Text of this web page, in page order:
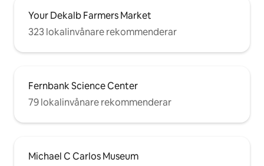
Your Dekalb Farmers Market
323 lokalinvånare rekommenderar
Fernbank Science Center
79 lokalinvånare rekommenderar
Michael C Carlos Museum